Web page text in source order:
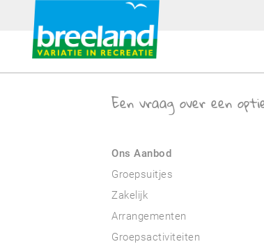
Een vraag over een
Ons Aanbod
Groepsuitjes
Zakelijk
Arrangementen
Groepsactiviteiten